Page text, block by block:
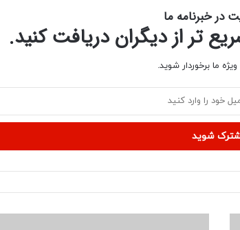
در خبرنامه ما
تر از دیگران دریافت کنید.
ما برخوردار شوید.